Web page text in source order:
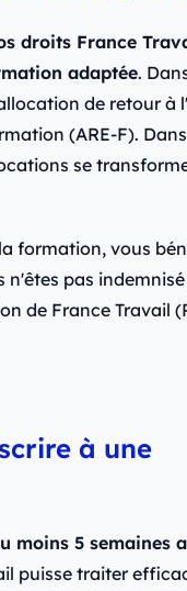
droits France
adaptée.
de retour à
(ARE-F).
se
formation, vous
n'êtes pas
de France Travail
à une
moins 5 semaines
puisse traiter